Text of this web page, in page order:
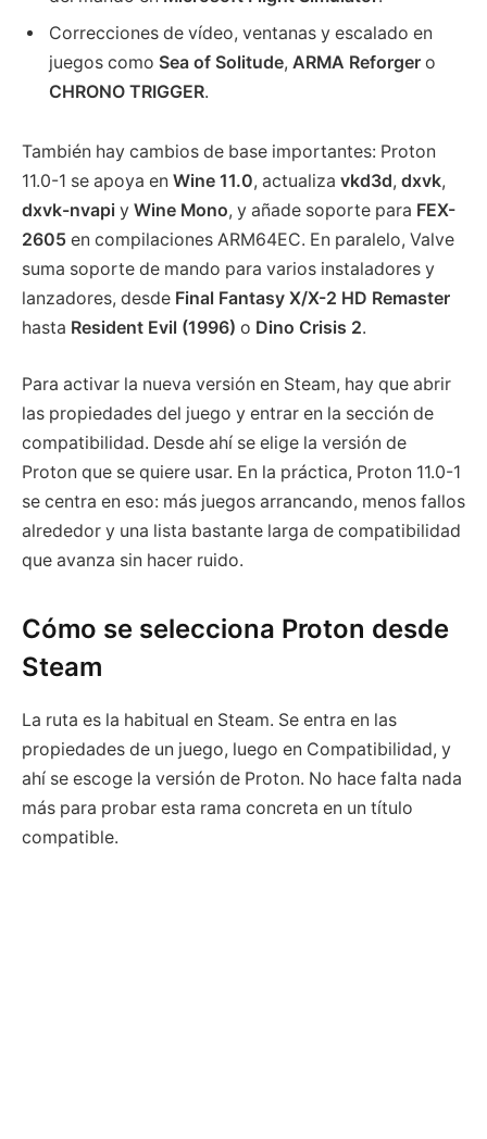
Correcciones de vídeo, ventanas y escalado en
juegos como Sea of Solitude, ARMA Reforger o
CHRONO TRIGGER.
También hay cambios de base importantes: Proton
11.0-1 se apoya en Wine 11.0, actualiza vkd3d, dxvk,
dxvk-nvapi y Wine Mono, y añade soporte para FEX-
2605 en compilaciones ARM64EC. En paralelo, Valve
suma soporte de mando para varios instaladores y
lanzadores, desde Final Fantasy X/X-2 HD Remaster
hasta Resident Evil (1996) o Dino Crisis 2.
Para activar la nueva versión en Steam, hay que abrir
las propiedades del juego y entrar en la sección de
compatibilidad. Desde ahí se elige la versión de
Proton que se quiere usar. En la práctica, Proton 11.0-1
se centra en eso: más juegos arrancando, menos fallos
alrededor y una lista bastante larga de compatibilidad
que avanza sin hacer ruido.
Cómo se selecciona Proton desde
Steam
La ruta es la habitual en Steam. Se entra en las
propiedades de un juego, luego en Compatibilidad, y
ahí se escoge la versión de Proton. No hace falta nada
más para probar esta rama concreta en un título
compatible.